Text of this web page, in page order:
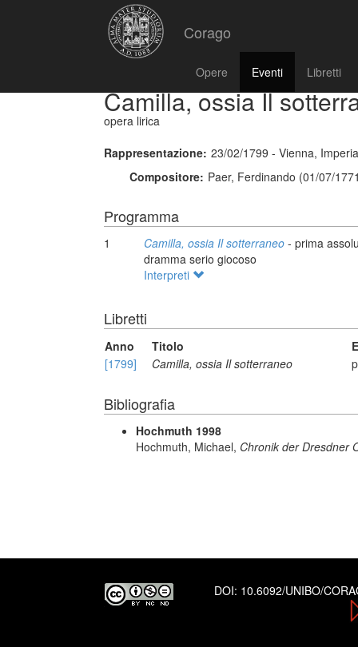
Corago
Opere Eventi Libretti
Camilla, ossia Il
opera lirica
Rappresentazione: 23/02/1799 - Vienna,
Compositore: Paer, Ferdinando (01/07/
Programma
1 Camilla, ossia Il sotterraneo - prima
dramma serio giocoso
Interpreti
Libretti
Anno Titolo
[1799]
Camilla, ossia Il sotterraneo
Bibliografia
Hochmuth 1998
Hochmuth, Michael, Chronik der Dresdner
DOI: 10.6092/UNIBO/